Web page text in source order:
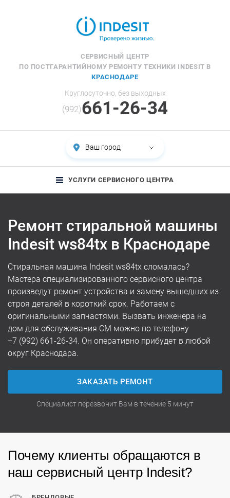
СЕРВИСНЫЙ ЦЕНТР
ПО ПОСТГАРАНТИЙНОМУ РЕМОНТУ ТЕХНИКИ INDESIT В
КРАСНОДАРЕ
Круглосуточно, без выходных
(992)661-26-34
Ваш город
УСЛУГИ СЕРВИСНОГО ЦЕНТРА
Ремонт стиральной машины
Indesit ws84tx в Краснодаре
Стиральная машина Indesit ws84tx сломалась?
Мастера специализированного сервисного центра
произведут ремонт устройства и замену вышедших из
строя деталей в короткий срок. Работаем с
оригинальными запчастями. Вызвать инженера на
дом для обслуживания СМ можно по телефону
+7 (992) 661-26-34. Он оперативно прибудет в любой
округ Краснодара.
ЗАКАЗАТЬ РЕМОНТ
Специалист перезвонит Вам в течение 5 минут
Почему клиенты обращаются в
наш сервисный центр Indesit?